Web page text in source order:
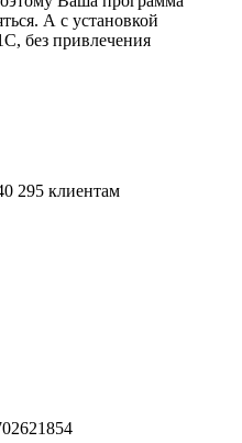
А с установкой
без привлечения
295 клиентам